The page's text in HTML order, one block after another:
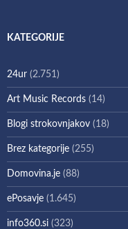
KATEGORIJE
24ur (2.751)
Art Music Records (14)
Blogi strokovnjakov (18)
Brez kategorije (255)
Domovina.je (88)
ePosavje (1.645)
info360.si (323)